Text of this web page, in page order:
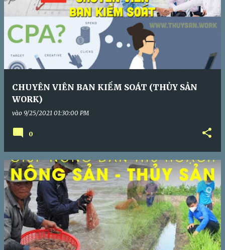
CHUYÊN VIÊN BAN KIỂM SOÁT (THỦY SẢN
WORK)
vào 9/25/2021 01:30:00 PM
0